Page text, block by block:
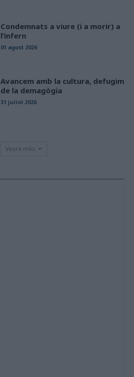
Condemnats a viure (i a morir) a
l’infern
01 agost 2026
Avancem amb la cultura, defugim
de la demagògia
31 juliol 2026
Veure més